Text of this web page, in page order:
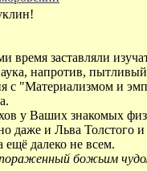
время заставляли
напротив,
с "Материализмом и
у Ваших знакомых
даже и Льва Толстого
ещё далеко не всем.
божьим